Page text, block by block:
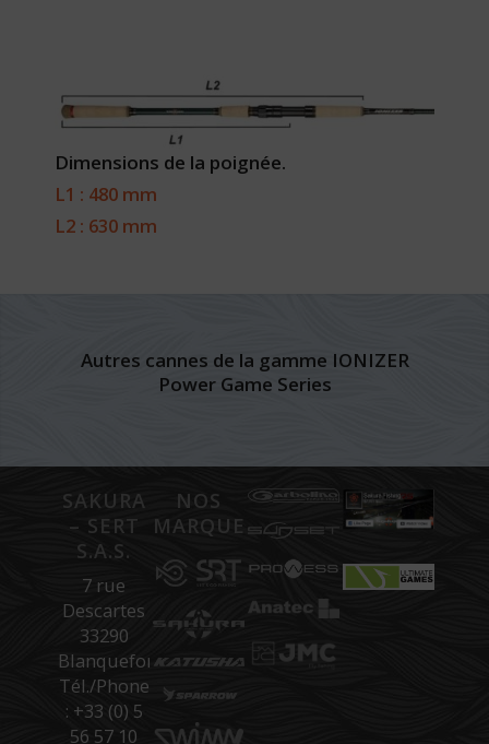
Dimensions de la poignée.
L1 : 480 mm
L2 : 630 mm
Autres cannes de la gamme IONIZER
Power Game Series
SAKURA
– SERT
S.A.S.
7 rue
Descartes
33290
Blanquefort
Tél./Phone
: +33 (0) 5
56 57 10
NOS
MARQUES